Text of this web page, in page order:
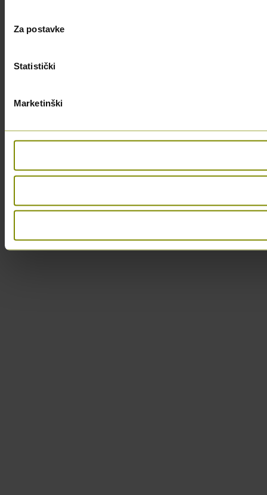
Za postavke
Statistički
Marketinški